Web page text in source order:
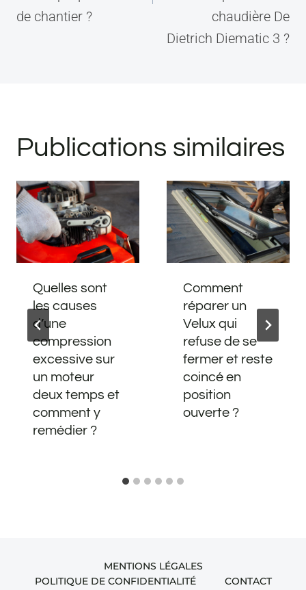
de chantier ?
chaudière De
Dietrich Diematic 3 ?
Publications similaires
Quelles sont
les causes
d’une
compression
excessive sur
un moteur
deux temps et
comment y
remédier ?
Comment
réparer un
Velux qui
refuse de se
fermer et reste
coincé en
position
ouverte ?
MENTIONS LÉGALES
POLITIQUE DE CONFIDENTIALITÉ
CONTACT